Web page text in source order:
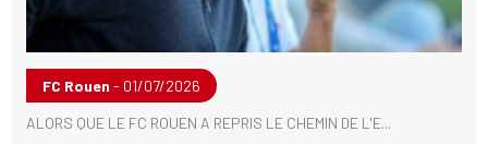
FC Rouen - 01/07/2026
ALORS QUE LE FC ROUEN A REPRIS LE CHEMIN DE L'E...